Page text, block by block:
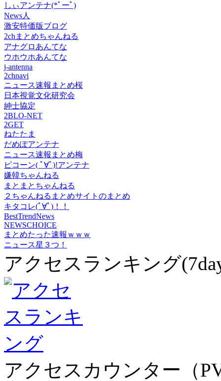
しぃアンテナ(*ﾟーﾟ)
News人
激安特価版ブログ
2chまとめちゃんねる
アナグロあんてな
ウホウホあんてな
j-antenna
2chnavi
ニュース速報まとめ桜
日本視覚文化研究会
紳士協定
2BLO-NET
2GET
ねたたま
だめぽアンテナ
ニュース速報まとめ梅
ピコーン( ﾟ∀ﾟ)!アンテナ
嫌韓ちゃんねる
まとまとちゃんねる
２ちゃんねるまとめサイトのまとめ
キタコレ(ﾟ∀ﾟ)！！
BestTrendNews
NEWSCHOICE
まとめたった速報ｗｗｗ
ニュース星３つ！
アクセスランキング
アクセスカウンター（